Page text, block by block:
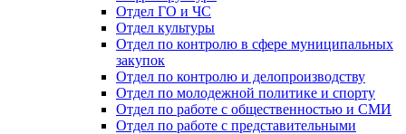
Отдел ГО и ЧС
Отдел культуры
Отдел по контролю в сфере муниципальных
закупок
Отдел по контролю и делопроизводству
Отдел по молодежной политике и спорту
Отдел по работе с общественностью и СМИ
Отдел по работе с представительными